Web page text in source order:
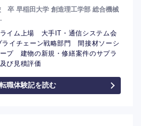
卒 早稲田大学 創造理工学部 総合機械
ライム上場 大手IT・通信システム会
ライチェーン戦略部門 間接材ソーシ
プ 建物の新規・修繕案件のサプラ
び見積評価
転職体験記を読む